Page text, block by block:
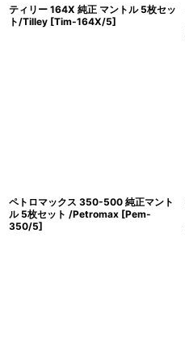
ティリー 164X 純正 マントル 5枚セッ
ト/Tilley [Tim-164X/5]
ペトロマックス 350-500 純正マント
ル 5枚セット /Petromax [Pem-
350/5]